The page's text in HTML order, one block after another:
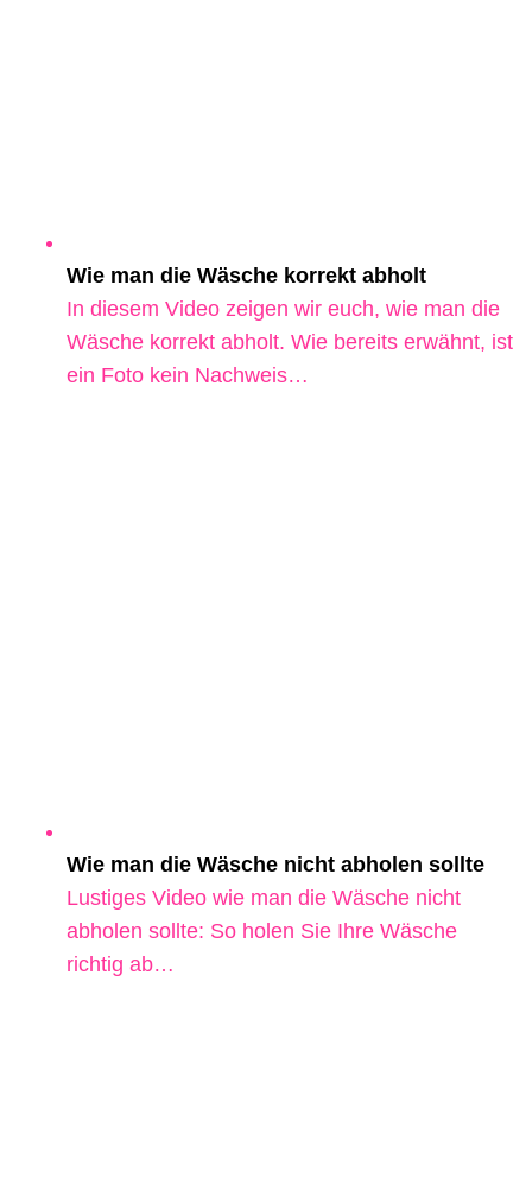
Wie man die Wäsche korrekt abholt
In diesem Video zeigen wir euch, wie man die
Wäsche korrekt abholt. Wie bereits erwähnt, ist
ein Foto kein Nachweis…
Wie man die Wäsche nicht abholen sollte
Lustiges Video wie man die Wäsche nicht
abholen sollte: So holen Sie Ihre Wäsche
richtig ab…